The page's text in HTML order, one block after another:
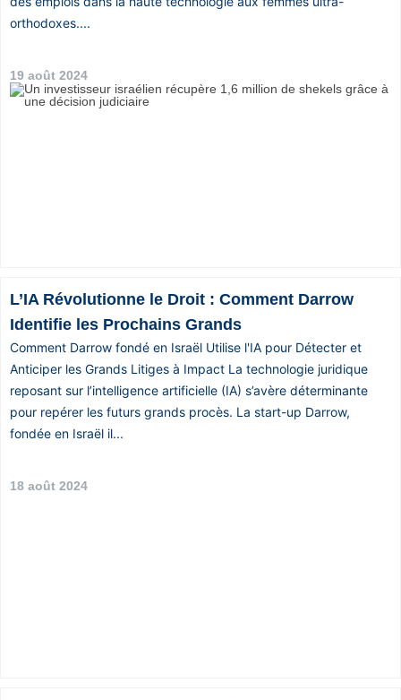
Vos
Les
bonnes
orthodoxes....
19 août 2024
L’IA Révolutionne le Droit : Comment Darrow
Identifie les Prochains Grands
Comment Darrow fondé en Israël Utilise l'IA pour Détecter et
Anticiper les Grands Litiges à Impact La technologie juridique
reposant sur l’intelligence artificielle (IA) s’avère déterminante
pour repérer les futurs grands procès. La start-up Darrow,
fondée en Israël il...
18 août 2024